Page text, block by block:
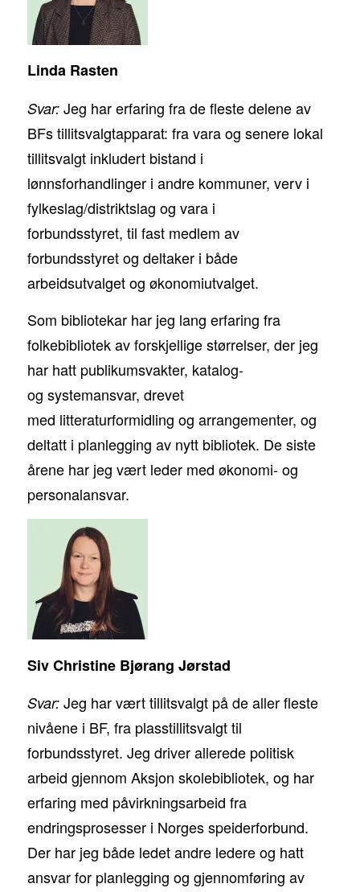
Linda Rasten
Svar: Jeg har erfaring fra de fleste delene av
BFs tillitsvalgtapparat: fra vara og senere lokal
tillitsvalgt inkludert bistand i
lønnsforhandlinger i andre kommuner, verv i
fylkeslag/distriktslag og vara i
forbundsstyret, til fast medlem av
forbundsstyret og deltaker i både
arbeidsutvalget og økonomiutvalget.
Som bibliotekar har jeg lang erfaring fra
folkebibliotek av forskjellige størrelser, der jeg
har hatt publikumsvakter, katalog-
og systemansvar, drevet
med litteraturformidling og arrangementer, og
deltatt i planlegging av nytt bibliotek. De siste
årene har jeg vært leder med økonomi- og
personalansvar.
Siv Christine Bjørang Jørstad
Svar: Jeg har vært tillitsvalgt på de aller fleste
nivåene i BF, fra plasstillitsvalgt til
forbundsstyret. Jeg driver allerede politisk
arbeid gjennom Aksjon skolebibliotek, og har
erfaring med påvirkningsarbeid fra
endringsprosesser i Norges speiderforbund.
Der har jeg både ledet andre ledere og hatt
ansvar for planlegging og gjennomføring av